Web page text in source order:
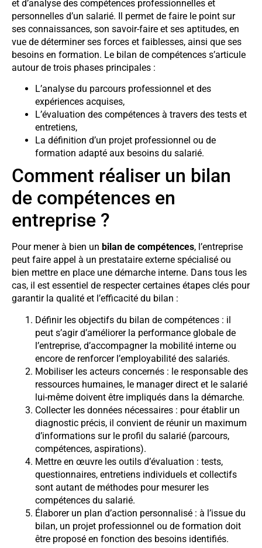
et d’analyse des compétences professionnelles et
personnelles d’un salarié. Il permet de faire le point sur
ses connaissances, son savoir-faire et ses aptitudes, en
vue de déterminer ses forces et faiblesses, ainsi que ses
besoins en formation. Le bilan de compétences s’articule
autour de trois phases principales :
L’analyse du parcours professionnel et des
expériences acquises,
L’évaluation des compétences à travers des tests et
entretiens,
La définition d’un projet professionnel ou de
formation adapté aux besoins du salarié.
Comment réaliser un bilan
de compétences en
entreprise ?
Pour mener à bien un bilan de compétences, l’entreprise
peut faire appel à un prestataire externe spécialisé ou
bien mettre en place une démarche interne. Dans tous les
cas, il est essentiel de respecter certaines étapes clés pour
garantir la qualité et l’efficacité du bilan :
Définir les objectifs du bilan de compétences : il
peut s’agir d’améliorer la performance globale de
l’entreprise, d’accompagner la mobilité interne ou
encore de renforcer l’employabilité des salariés.
Mobiliser les acteurs concernés : le responsable des
ressources humaines, le manager direct et le salarié
lui-même doivent être impliqués dans la démarche.
Collecter les données nécessaires : pour établir un
diagnostic précis, il convient de réunir un maximum
d’informations sur le profil du salarié (parcours,
compétences, aspirations).
Mettre en œuvre les outils d’évaluation : tests,
questionnaires, entretiens individuels et collectifs
sont autant de méthodes pour mesurer les
compétences du salarié.
Élaborer un plan d’action personnalisé : à l’issue du
bilan, un projet professionnel ou de formation doit
être proposé en fonction des besoins identifiés.